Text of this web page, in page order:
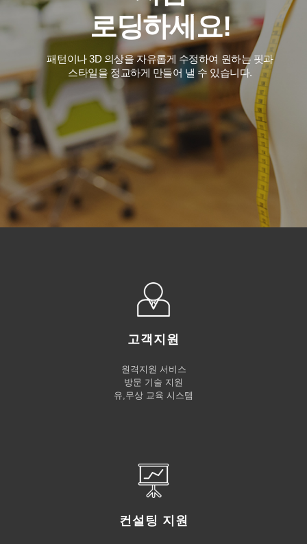
로딩하세요!
패턴이나 3D 의상을 자유롭게 수정하여 원하는 핏과
스타일을 정교하게 만들어 낼 수 있습니다.
고객지원
원격지원 서비스
방문 기술 지원
유,무상 교육 시스템
컨설팅 지원